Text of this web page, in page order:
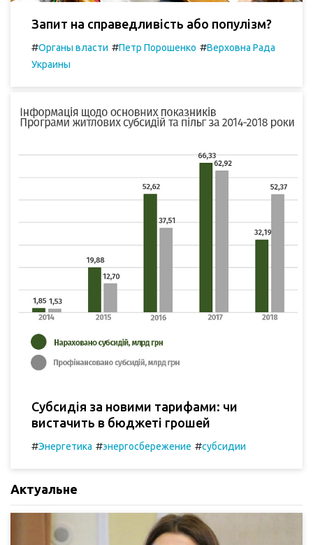
Запит на справедливість або популізм?
#Органы власти #Петр Порошенко #Верховна Рада
Украины
Субсидія за новими тарифами: чи
вистачить в бюджеті грошей
#Энергетика #энергосбережение #субсидии
Актуальне